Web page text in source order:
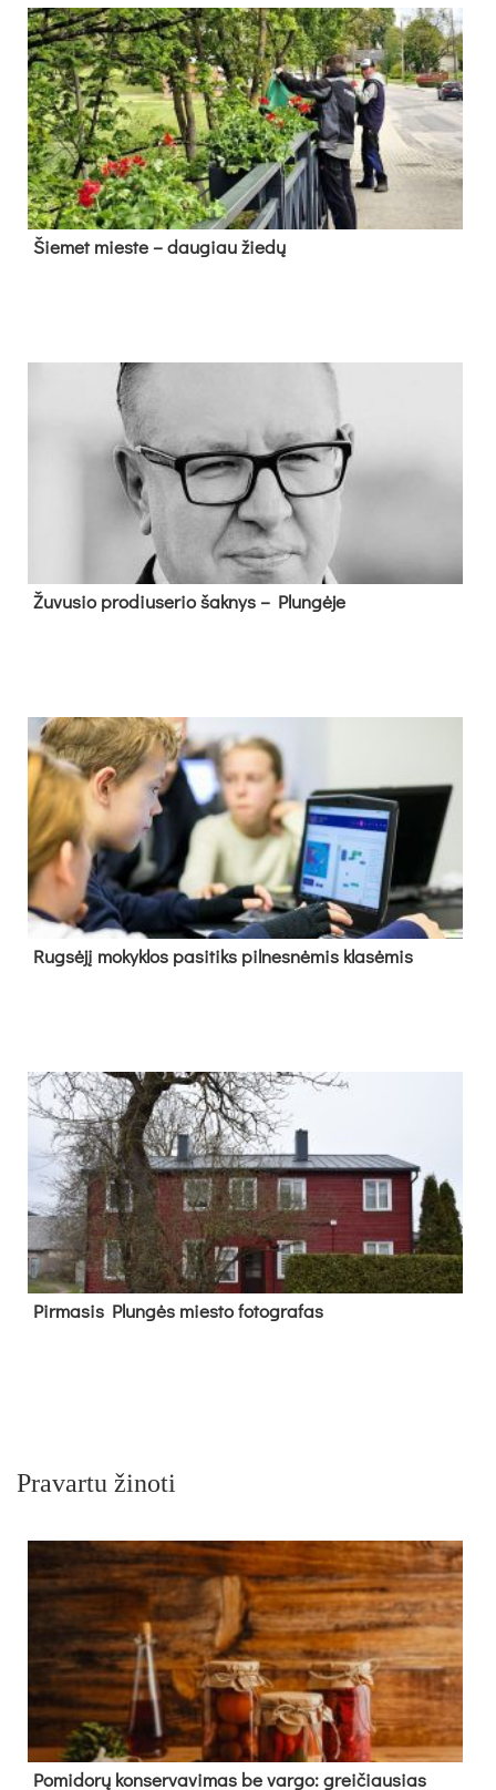
Šie­met mies­te – dau­giau žie­dų
Žu­vu­sio pro­diu­se­rio šak­nys – Plun­gė­je
Rug­sė­jį mo­kyk­los pa­si­tiks pil­nes­nė­mis kla­sė­mis
Pir­ma­sis Plun­gės mies­to fo­tog­ra­fas
Pravartu žinoti
Pomidorų konservavimas be vargo: greičiausias